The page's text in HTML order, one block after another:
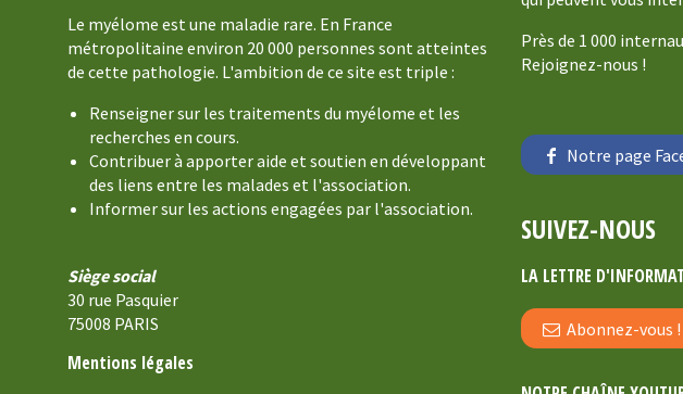
Le myélome est une maladie rare. En France
métropolitaine environ 20 000 personnes sont atteintes
de cette pathologie. L'ambition de ce site est triple :
Renseigner sur les traitements du myélome et les
recherches en cours.
Contribuer à apporter aide et soutien en développant
des liens entre les malades et l'association.
Informer sur les actions engagées par l'association.
Siège social
30 rue Pasquier
75008 PARIS
Mentions légales
Près de 1 000
Rejoignez-nous !
Notre page
SUIVEZ-NOUS
LA LETTRE
Abonnez-vous !